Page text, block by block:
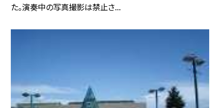
た。演奏中の写真撮影は禁止さ...